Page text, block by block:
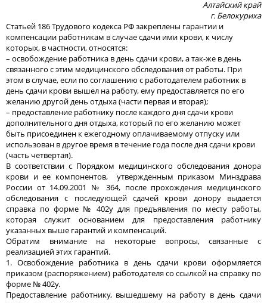
Алтайский край
г. Белокуриха
Статьей 186 Трудового кодекса РФ закреплены гарантии и
компенсации работникам в случае сдачи ими крови, к числу
которых, в частности, относятся:
– освобождение работника в день сдачи крови, а так-же в день
связанного с этим медицинского обследования от работы. При
этом в случае, если по соглашению с работодателем работник в
день сдачи крови вышел на работу, ему предоставляется по его
желанию другой день отдыха (части первая и вторая);
– предоставление работнику после каждого дня сдачи крови
дополнительного дня отдыха, который по его желанию может
быть присоединен к ежегодному оплачиваемому отпуску или
использован в другое время в течение года после дня сдачи крови
(часть четвертая).
В соответствии с Порядком медицинского обследования донора
крови и ее компонентов, утвержденным приказом Минздрава
России от 14.09.2001 № 364, после прохождения медицинского
обследования с последующей сдачей крови донору выдается
справка по форме № 402у для предъявления по месту работы,
которая служит основанием для предоставления работнику
указанных выше гарантий и компенсаций.
Обратим внимание на некоторые вопросы, связанные с
реализацией этих гарантий.
1. Освобождение работника в день сдачи крови оформляется
приказом (распоряжением) работодателя со ссылкой на справку по
форме № 402у.
Предоставление работнику, вышедшему на работу в день сдачи